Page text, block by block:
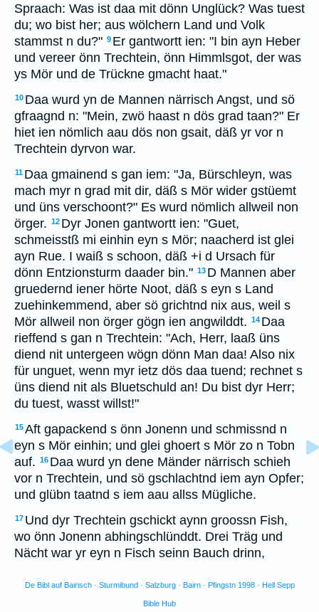
Spraach: Was ist daa mit dönn Unglück? Was tuest
du; wo bist her; aus wölchern Land und Volk
stammst n du?" 9 Er gantwortt ien: "I bin ayn Heber
und vereer önn Trechtein, önn Himmlsgot, der was
ys Mör und de Trückne gmacht haat."
10 Daa wurd yn de Mannen närrisch Angst, und sö
gfraagnd n: "Mein, zwö haast n dös grad taan?" Er
hiet ien nömlich aau dös non gsait, däß yr vor n
Trechtein dyrvon war.
11 Daa gmainend s gan iem: "Ja, Bürschleyn, was
mach myr n grad mit dir, däß s Mör wider gstüemt
und üns verschoont?" Es wurd nömlich allweil non
örger. 12 Dyr Jonen gantwortt ien: "Guet,
schmeisstß mi einhin eyn s Mör; naacherd ist glei
ayn Rue. I waiß s schoon, däß +i d Ursach für
dönn Entzionsturm daader bin." 13 D Mannen aber
gruedernd iener hörte Noot, däß s eyn s Land
zuehinkemmend, aber sö grichtnd nix aus, weil s
Mör allweil non örger gögn ien angwilddt. 14 Daa
rieffend s gan n Trechtein: "Ach, Herr, laaß üns
diend nit untergeen wögn dönn Man daa! Also nix
für unguet, wenn myr ietz dös daa tuend; rechnet s
üns diend nit als Bluetschuld an! Du bist dyr Herr;
du tuest, wasst willst!"
15Aft gapackend s önn Jonenn und schmissnd n
eyn s Mör einhin; und glei ghoert s Mör zo n Tobn
auf. 16 Daa wurd yn dene Mänder närrisch schieh
vor n Trechtein, und sö gschlachtnd iem ayn Opfer;
und glübn taatnd s iem aau allss Mügliche.
17 Und dyr Trechtein gschickt aynn groossn Fish,
wo önn Jonenn abhingschlünddt. Drei Träg und
Nächt war yr eyn n Fisch seinn Bauch drinn,
De Bibl auf Bairisch · Sturmibund · Salzburg · Bairn · Pfingstn 1998 · Hell Sepp
Bible Hub